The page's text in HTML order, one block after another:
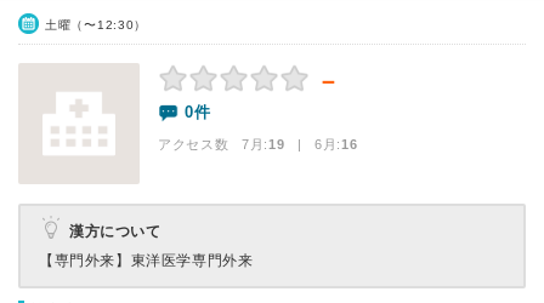
土曜（〜12:30）
－
0件
アクセス数 7月:19 | 6月:16
漢方について
【専門外来】 東洋医学専門外来